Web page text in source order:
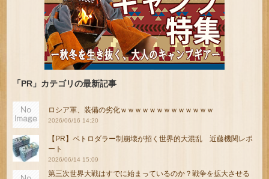
「PR」カテゴリの最新記事
ロシア軍、装備の劣化ｗｗｗｗｗｗｗｗｗｗｗｗｗ
2026/06/16 14:20
【PR】ペトロダラー制崩壊が招く世界的大混乱 近藤機関レポ
ート
2026/06/14 15:09
第三次世界大戦はすでに始まっているのか？戦争を拡大させる